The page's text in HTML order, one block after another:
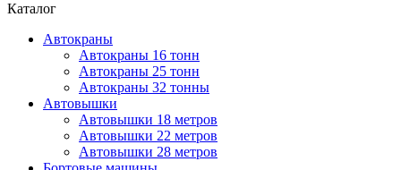
Каталог
Автокраны
Автокраны 16 тонн
Автокраны 25 тонн
Автокраны 32 тонны
Автовышки
Автовышки 18 метров
Автовышки 22 метров
Автовышки 28 метров